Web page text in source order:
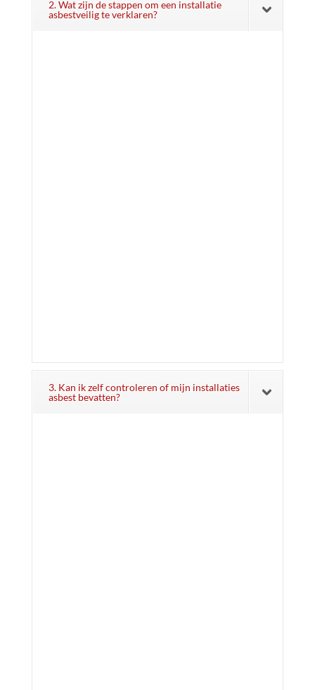
2. Wat zijn de stappen om een installatie
asbestveilig te verklaren?
3. Kan ik zelf controleren of mijn installaties
asbest bevatten?